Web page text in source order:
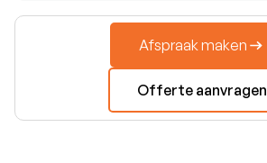
Afspraak maken
Offerte aanvragen